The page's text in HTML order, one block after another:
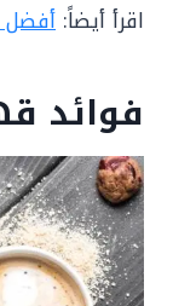
اقرأ أيضاً: أفضل
فوائد